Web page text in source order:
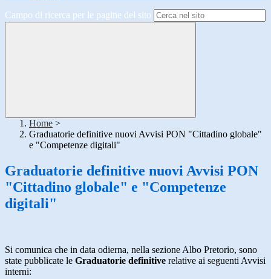
Campo di ricerca per le pagine del sito
Home >
Graduatorie definitive nuovi Avvisi PON "Cittadino globale"
e "Competenze digitali"
Graduatorie definitive nuovi Avvisi PON
"Cittadino globale" e "Competenze
digitali"
Si comunica che in data odierna, nella sezione Albo Pretorio, sono
state pubblicate le Graduatorie definitive relative ai seguenti Avvisi
interni: